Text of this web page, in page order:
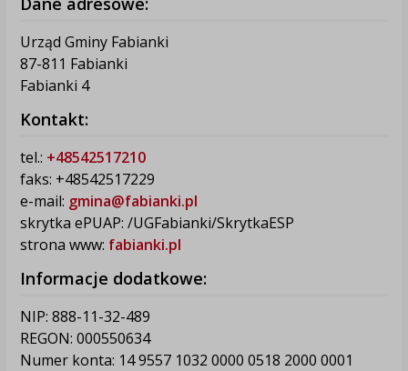
Urząd Gminy Fabianki
87-811 Fabianki
Fabianki 4
Kontakt:
tel.: +48542517210
faks: +48542517229
e-mail: gmina@fabianki.pl
skrytka ePUAP: /UGFabianki/SkrytkaESP
strona www: fabianki.pl
Informacje dodatkowe:
NIP: 888-11-32-489
REGON: 000550634
Numer konta: 14 9557 1032 0000 0518 2000 0001